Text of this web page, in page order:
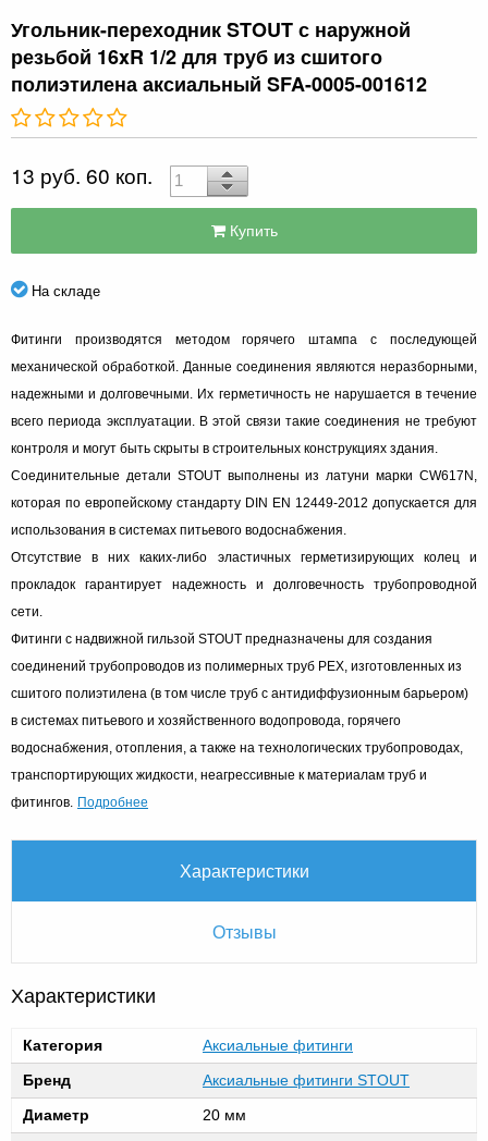
Угольник-переходник STOUT с наружной
резьбой 16xR 1/2 для труб из сшитого
полиэтилена аксиальный SFA-0005-001612
13 руб. 60 коп.
Купить
На складе
Фитинги производятся методом горячего штампа с последующей
механической обработкой. Данные соединения являются неразборными,
надежными и долговечными. Их герметичность не нарушается в течение
всего периода эксплуатации. В этой связи такие соединения не требуют
контроля и могут быть скрыты в строительных конструкциях здания.
Соединительные детали STOUT выполнены из латуни марки CW617N,
которая по европейскому стандарту DIN ЕN 12449-2012 допускается для
использования в системах питьевого водоснабжения.
Отсутствие в них каких-либо эластичных герметизирующих колец и
прокладок гарантирует надежность и долговечность трубопроводной
сети.
Фитинги с надвижной гильзой STOUT предназначены для создания
соединений трубопроводов из полимерных труб PEX, изготовленных из
сшитого полиэтилена (в том числе труб с антидиффузионным барьером)
в системах питьевого и хозяйственного водопровода, горячего
водоснабжения, отопления, а также на технологических трубопроводах,
транспортирующих жидкости, неагрессивные к материалам труб и
фитингов. Подробнее
Характеристики
Отзывы
Характеристики
Категория
Аксиальные фитинги
Бренд
Аксиальные фитинги STOUT
Диаметр
20 мм